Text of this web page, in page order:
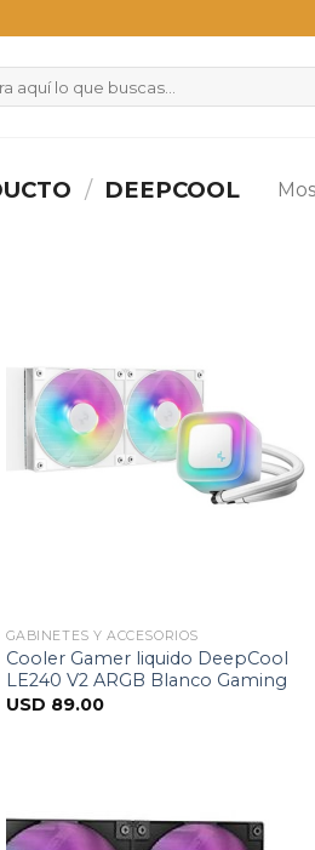
/ DEEPCOOL
GABINETES Y ACCESORIOS
Cooler Gamer liquido DeepCool
LE240 V2 ARGB Blanco Gaming
USD 89.00